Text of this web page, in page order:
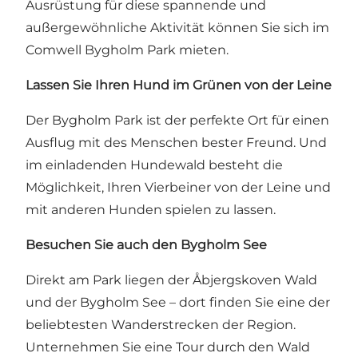
Ausrüstung für diese spannende und
außergewöhnliche Aktivität können Sie sich im
Comwell Bygholm Park mieten.
Lassen Sie Ihren Hund im Grünen von der Leine
Der Bygholm Park ist der perfekte Ort für einen
Ausflug mit des Menschen bester Freund. Und
im einladenden Hundewald besteht die
Möglichkeit, Ihren Vierbeiner von der Leine und
mit anderen Hunden spielen zu lassen.
Besuchen Sie auch den Bygholm See
Direkt am Park liegen der Åbjergskoven Wald
und der Bygholm See – dort finden Sie eine der
beliebtesten Wanderstrecken der Region.
Unternehmen Sie eine Tour durch den Wald